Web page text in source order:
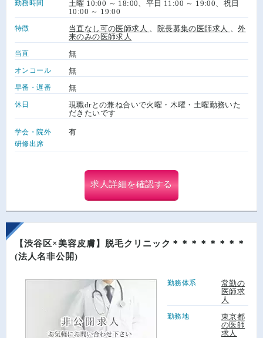
勤務時間
土曜 10:00 ～ 18:00、平日 11:00 ～ 19:00、祝日
10:00 ～ 19:00
特徴 当直なし可の医師求人 院長募集の医師求人 、外
来のみの医師求人
当直 無
オンコール 無
早番・遅番 無
休日
現職drとの兼ね合いで火曜・木曜・土曜勤務いた
だきたいです
学会・院外
研修出席
有
求人詳細を確認する
【渋谷区×美容皮膚】脱毛クリニック＊＊＊＊＊＊＊＊
(法人名非公開)
勤務体系
常勤の
医師求
人
勤務地
東京都
の医師
求人